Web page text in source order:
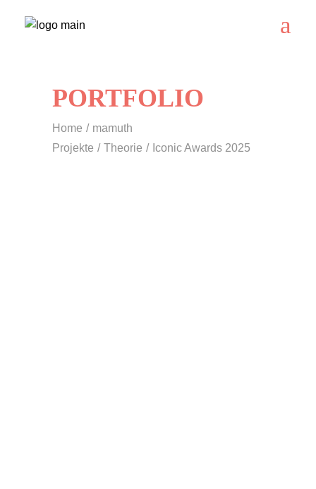
PORTFOLIO
Home
mamuth
Projekte
Theorie Iconic Awards 2025